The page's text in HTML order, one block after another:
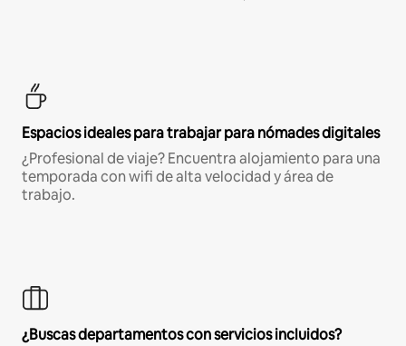
Espacios ideales para trabajar para nómades digitales
¿Profesional de viaje? Encuentra alojamiento para una
temporada con wifi de alta velocidad y área de
trabajo.
¿Buscas departamentos con servicios incluidos?